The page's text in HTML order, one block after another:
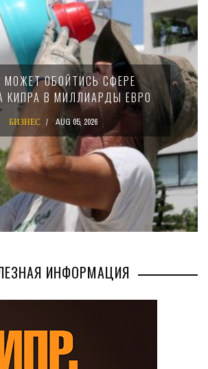
ОБОЙТИСЬ СФЕРЕ
В МИЛЛИАРДЫ ЕВРО
AUG 05, 2026
ИНФОРМАЦИЯ